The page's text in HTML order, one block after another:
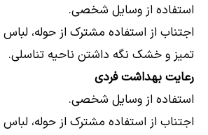
استفاده از وسایل شخصی.
اجتناب از استفاده مشترک از حوله، لباس
تمیز و خشک نگه داشتن ناحیه تناسلی.
رعایت بهداشت فردی
استفاده از وسایل شخصی.
اجتناب از استفاده مشترک از حوله، لباس